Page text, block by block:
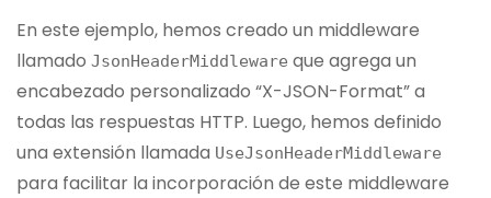
En este ejemplo, hemos creado un middleware
llamado JsonHeaderMiddleware que agrega un
encabezado personalizado “X-JSON-Format” a
todas las respuestas HTTP. Luego, hemos definido
una extensión llamada UseJsonHeaderMiddleware
para facilitar la incorporación de este middleware